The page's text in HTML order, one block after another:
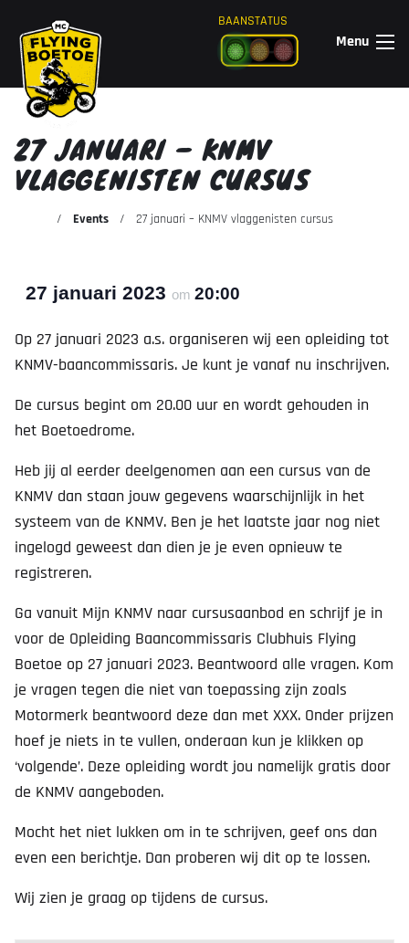
BAANSTATUS
Menu
27 JANUARI – KNMV
VLAGGENISTEN CURSUS
Events 27 januari – KNMV vlaggenisten cursus
27 januari 2023 om 20:00
Op 27 januari 2023 a.s. organiseren wij een opleiding tot
KNMV-baancommissaris. Je kunt je vanaf nu inschrijven.
De cursus begint om 20.00 uur en wordt gehouden in
het Boetoedrome.
Heb jij al eerder deelgenomen aan een cursus van de
KNMV dan staan jouw gegevens waarschijnlijk in het
systeem van de KNMV. Ben je het laatste jaar nog niet
ingelogd geweest dan dien je je even opnieuw te
registreren.
Ga vanuit Mijn KNMV naar cursusaanbod en schrijf je in
voor de Opleiding Baancommissaris Clubhuis Flying
Boetoe op 27 januari 2023. Beantwoord alle vragen. Kom
je vragen tegen die niet van toepassing zijn zoals
Motormerk beantwoord deze dan met XXX. Onder prijzen
hoef je niets in te vullen, onderaan kun je klikken op
‘volgende’. Deze opleiding wordt jou namelijk gratis door
de KNMV aangeboden.
Mocht het niet lukken om in te schrijven, geef ons dan
even een berichtje. Dan proberen wij dit op te lossen.
Wij zien je graag op tijdens de cursus.